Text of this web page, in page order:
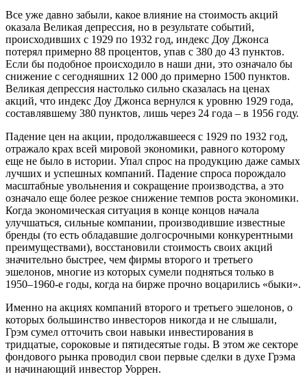
Все уже давно забыли, какое влияние на стоимость акций
оказала Великая депрессия, но в результате событий,
происходивших с 1929 по 1932 год, индекс Доу Джонса
потерял примерно 88 процентов, упав с 380 до 43 пунктов.
Если бы подобное происходило в наши дни, это означало бы
снижение с сегодняшних 12 000 до примерно 1500 пунктов.
Великая депрессия настолько сильно сказалась на ценах
акций, что индекс Доу Джонса вернулся к уровню 1929 года,
составлявшему 380 пунктов, лишь через 24 года – в 1956 году.
Падение цен на акции, продолжавшееся с 1929 по 1932 год,
отражало крах всей мировой экономики, равного которому
еще не было в истории. Упал спрос на продукцию даже самых
лучших и успешных компаний. Падение спроса порождало
масштабные увольнения и сокращение производства, а это
означало еще более резкое снижение темпов роста экономики.
Когда экономическая ситуация в конце концов начала
улучшаться, сильные компании, производившие известные
бренды (то есть обладавшие долгосрочными конкурентными
преимуществами), восстановили стоимость своих акций
значительно быстрее, чем фирмы второго и третьего
эшелонов, многие из которых сумели подняться только в
1950–1960-е годы, когда на бирже прочно воцарились «быки».
Именно на акциях компаний второго и третьего эшелонов, о
которых большинство инвесторов никогда и не слышали,
Грэм сумел отточить свои навыки инвестирования в
тридцатые, сороковые и пятидесятые годы. В этом же секторе
фондового рынка проводил свои первые сделки в духе Грэма
и начинающий инвестор Уоррен.